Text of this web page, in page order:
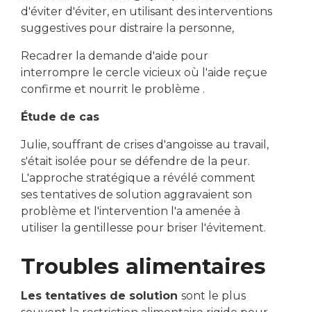
d'éviter d'éviter, en utilisant des interventions
suggestives pour distraire la personne,
Recadrer la demande d'aide pour
interrompre le cercle vicieux où l'aide reçue
confirme et nourrit le problème .
Étude de cas
Julie, souffrant de crises d'angoisse au travail,
s'était isolée pour se défendre de la peur.
L'approche stratégique a révélé comment
ses tentatives de solution aggravaient son
problème et l'intervention l'a amenée à
utiliser la gentillesse pour briser l'évitement.
Troubles alimentaires
Les tentatives de solution sont le plus